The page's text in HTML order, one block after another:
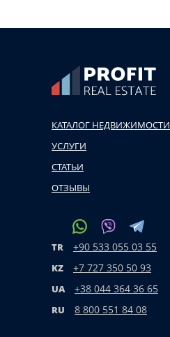
КАТАЛОГ НЕДВИЖИМОСТИ
УСЛУГИ
СТАТЬИ
ОТЗЫВЫ
TR +90 533 055 03 55
KZ +7 727 350 50 93
UA +38 044 364 36 65
RU 8 800 551 84 08